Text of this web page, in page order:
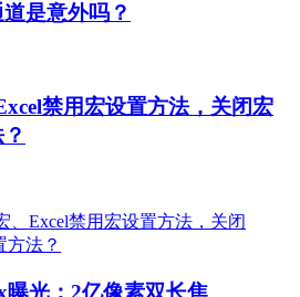
是意外吗？
禁用宏设置方法，关闭宏
光：2亿像素双长焦